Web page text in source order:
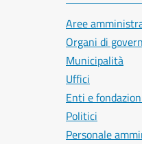
Aree
Organi di
Municipalità
Uffici
Enti e
Politici
Personale